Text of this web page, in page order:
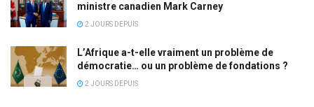
ministre canadien Mark Carney
2 JOURS DEPUIS
L’Afrique a-t-elle vraiment un problème de
démocratie… ou un problème de fondations ?
2 JOURS DEPUIS